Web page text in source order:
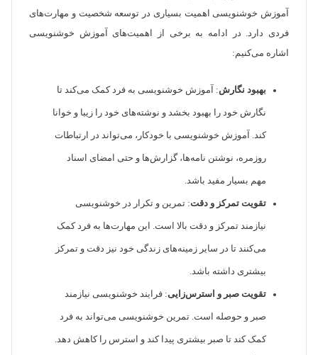
آموزش خوشنویسی اهمیت بسیاری در توسعه شخصیت و مهارت‌های
فردی دارد. در ادامه به برخی از اهمیت‌های آموزش خوشنویسی
اشاره می‌کنیم:
بهبود نگارش: آموزش خوشنویسی به فرد کمک می‌کند تا
نگارش خود را بهبود بخشد و نوشته‌های خود را زیبا و خوانا
کند. آموزش خوشنویسی با خودکار، می‌تواند در ارتباطات
روزمره، نوشتن نامه‌ها، گزارش‌ها و حتی امضای اسناد
مهم بسیار مفید باشد.
تقویت تمرکز و دقت: تمرین و تکرار در خوشنویسی
نیازمند تمرکز و دقت بالا است. این مهارت‌ها به فرد کمک
می‌کنند تا در سایر زمینه‌های زندگی خود نیز دقت و تمرکز
بیشتری داشته باشد.
تقویت صبر و استرس‌زایی: فرایند خوشنویسی نیازمند
صبر و حوصله است. تمرین خوشنویسی می‌تواند به فرد
کمک کند تا صبر بیشتری پیدا کند و استرس را کاهش دهد.